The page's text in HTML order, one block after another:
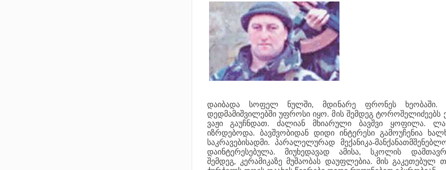
დაიბადა სოფელ ნულში, მდინარე ფრონეს ხეობაში.
დედმამიშვილებში უფროსი იყო. მის შემდეგ ტოროშელიძეებს
ვაჟი გაუჩნდათ. ძალიან მხიარული ბავშვი ყოფილა.
იზრდებოდა. ბავშვობიდან დიდი ინტერესი გამოუჩენია
საკრავებისადმი. პარალელურად მექანიკა-
დაინტერესებულა. მიუხედავად ამისა, სკოლის
შემდეგ, კერამიკაზე მუშაობას დაუფლებია. მის გაკეთებულ